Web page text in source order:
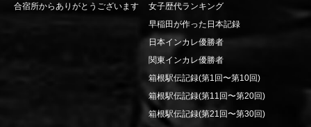
合宿所からありがとうございます
女子歴代ランキング
早稲田が作った日本記録
日本インカレ優勝者
関東インカレ優勝者
箱根駅伝記録(第1回〜第10回)
箱根駅伝記録(第11回〜第20回)
箱根駅伝記録(第21回〜第30回)